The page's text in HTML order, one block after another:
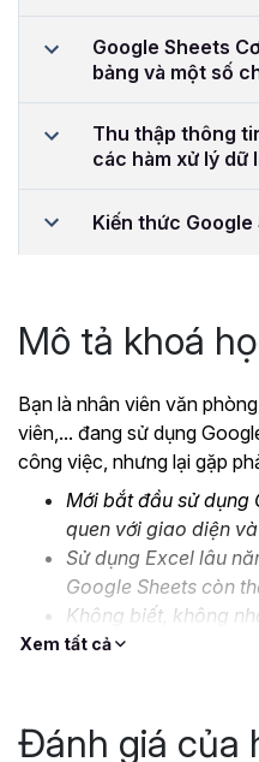
Google Sheets
bảng và một số
Thu thập thông
các hàm xử lý dữ
Kiến thức
Mô tả khoá
Bạn là nhân viên văn
viên,... đang sử dụng
công việc, nhưng lại gặp
Mới bắt đầu sử dụng
quen với giao diện
Sử dụng Excel lâu
Google Sheets còn
Không biết, không
nâng cao.
….
Xem tất cả
Đánh giá của